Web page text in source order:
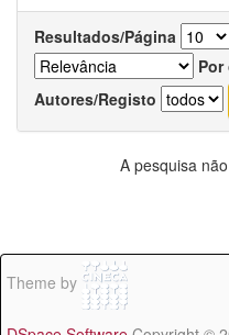
Resultados/Página
Por
Autores/Registo
A pesquisa
Theme by